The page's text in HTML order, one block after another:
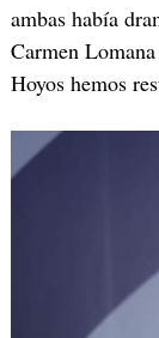
ambas había
Carmen
Hoyos hemos